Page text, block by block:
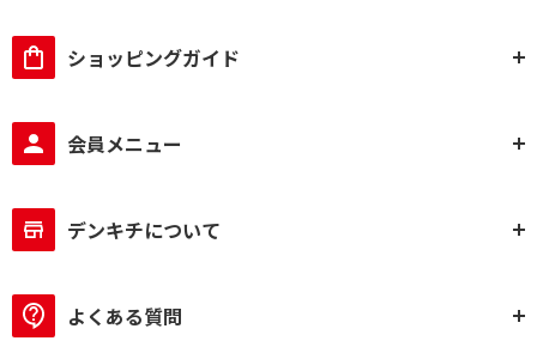
ショッピングガイド
会員メニュー
デンキチについて
よくある質問